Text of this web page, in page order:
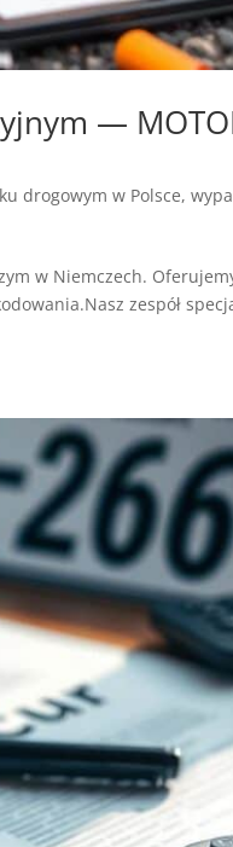
—
drogowym w Polsce,
w Niemczech.
zespół